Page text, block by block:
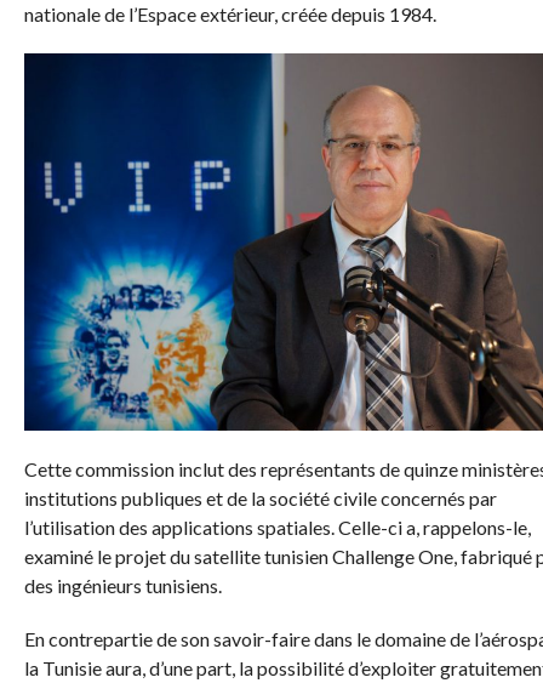
nationale de l’Espace extérieur, créée depuis 1984.
Cette commission inclut des représentants de quinze
institutions publiques et de la société civile concernés par
l’utilisation des applications spatiales. Celle-ci a, rappelons-le,
examiné le projet du satellite tunisien Challenge One, fabriqué
des ingénieurs tunisiens.
En contrepartie de son savoir-faire dans le domaine de
la Tunisie aura, d’une part, la possibilité d’exploiter